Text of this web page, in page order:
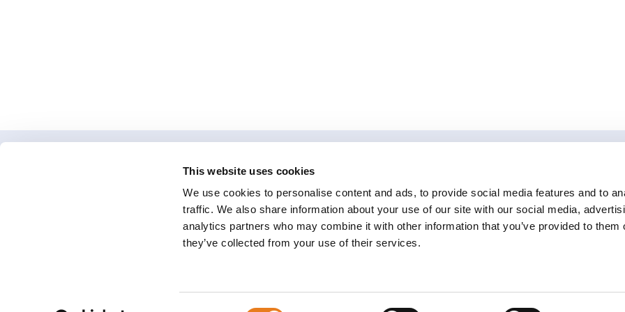
This website uses cookies
We use cookies to personalise content and ads, to provide social media features and to
traffic. We also share information about your use of our site with our social media,
analytics partners who may combine it with other information that you’ve provided to them
they’ve collected from your use of their services.
Viale Lambrusco 1 47838 Riccione (RN) +39 0541 648894 info@aikomtech.com